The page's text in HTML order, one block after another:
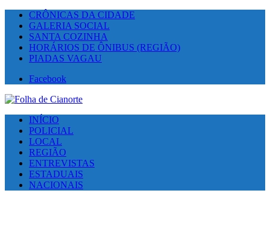
CRÔNICAS DA CIDADE
GALERIA SOCIAL
SANTA COZINHA
HORÁRIOS DE ÔNIBUS (REGIÃO)
PIADAS VAGAU
Facebook
INÍCIO
POLICIAL
LOCAL
REGIÃO
ENTREVISTAS
ESTADUAIS
NACIONAIS